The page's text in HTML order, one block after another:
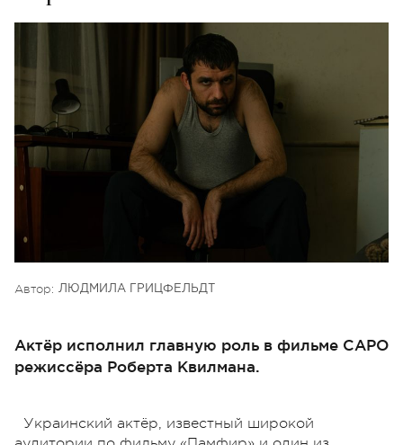
Автор: ЛЮДМИЛА ГРИЦФЕЛЬДТ
Актёр исполнил главную роль в фильме CAPO
режиссёра Роберта Квилмана.
Украинский актёр, известный широкой